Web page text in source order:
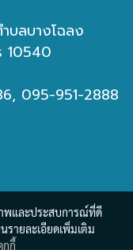
บลบางโฉลง
10540
095-951-2888
พและประสบการณ์ที่ดี
รายละเอียดเพิ่มเติม
กกี้